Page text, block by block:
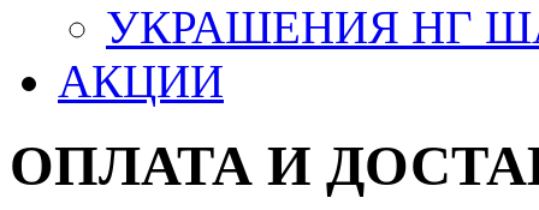
УКРАШЕНИЯ НГ
АКЦИИ
ОПЛАТА И